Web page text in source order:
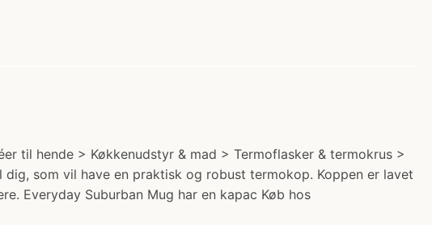
til hende > Køkkenudstyr & mad > Termoflasker & termokrus >
som vil have en praktisk og robust termokop. Koppen er lavet
Everyday Suburban Mug har en kapac Køb hos